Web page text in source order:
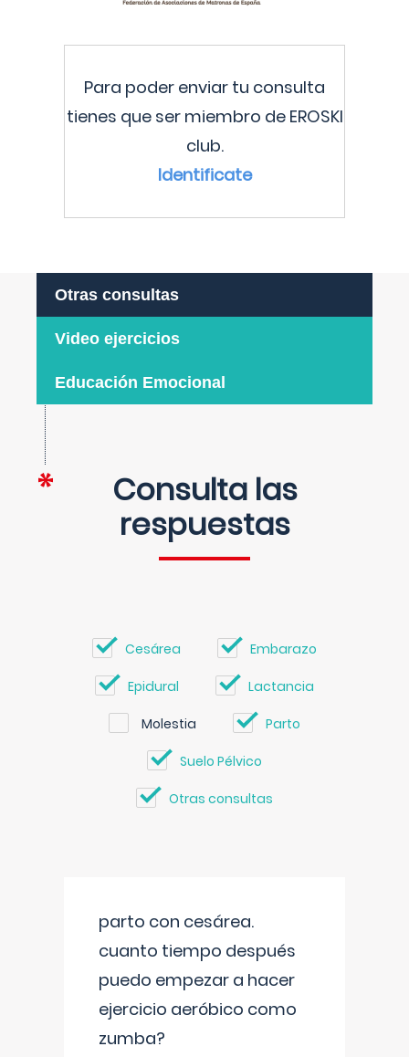
Para poder enviar tu consulta
tienes que ser miembro de EROSKI
club.
Identificate
Otras consultas
Video ejercicios
Educación Emocional
Consulta las
respuestas
Cesárea Embarazo
Epidural Lactancia
Molestia Parto
Suelo Pélvico
Otras consultas
parto con cesárea.
cuanto tiempo después
puedo empezar a hacer
ejercicio aeróbico como
zumba?